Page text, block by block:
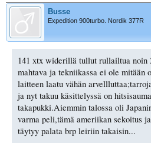
Busse
Expedition 900turbo. Nordik 377R
141 xtx widerillä tullut rullailtua noin
mahtava ja tekniikassa ei ole mitään
laitteen laatu vähän
ja nyt takuu käsittelyssä on
takapukki.Aiemmin talossa oli
varma peli,tämä ameriikan sekoitus
täytyy palata brp leiriin takaisin...